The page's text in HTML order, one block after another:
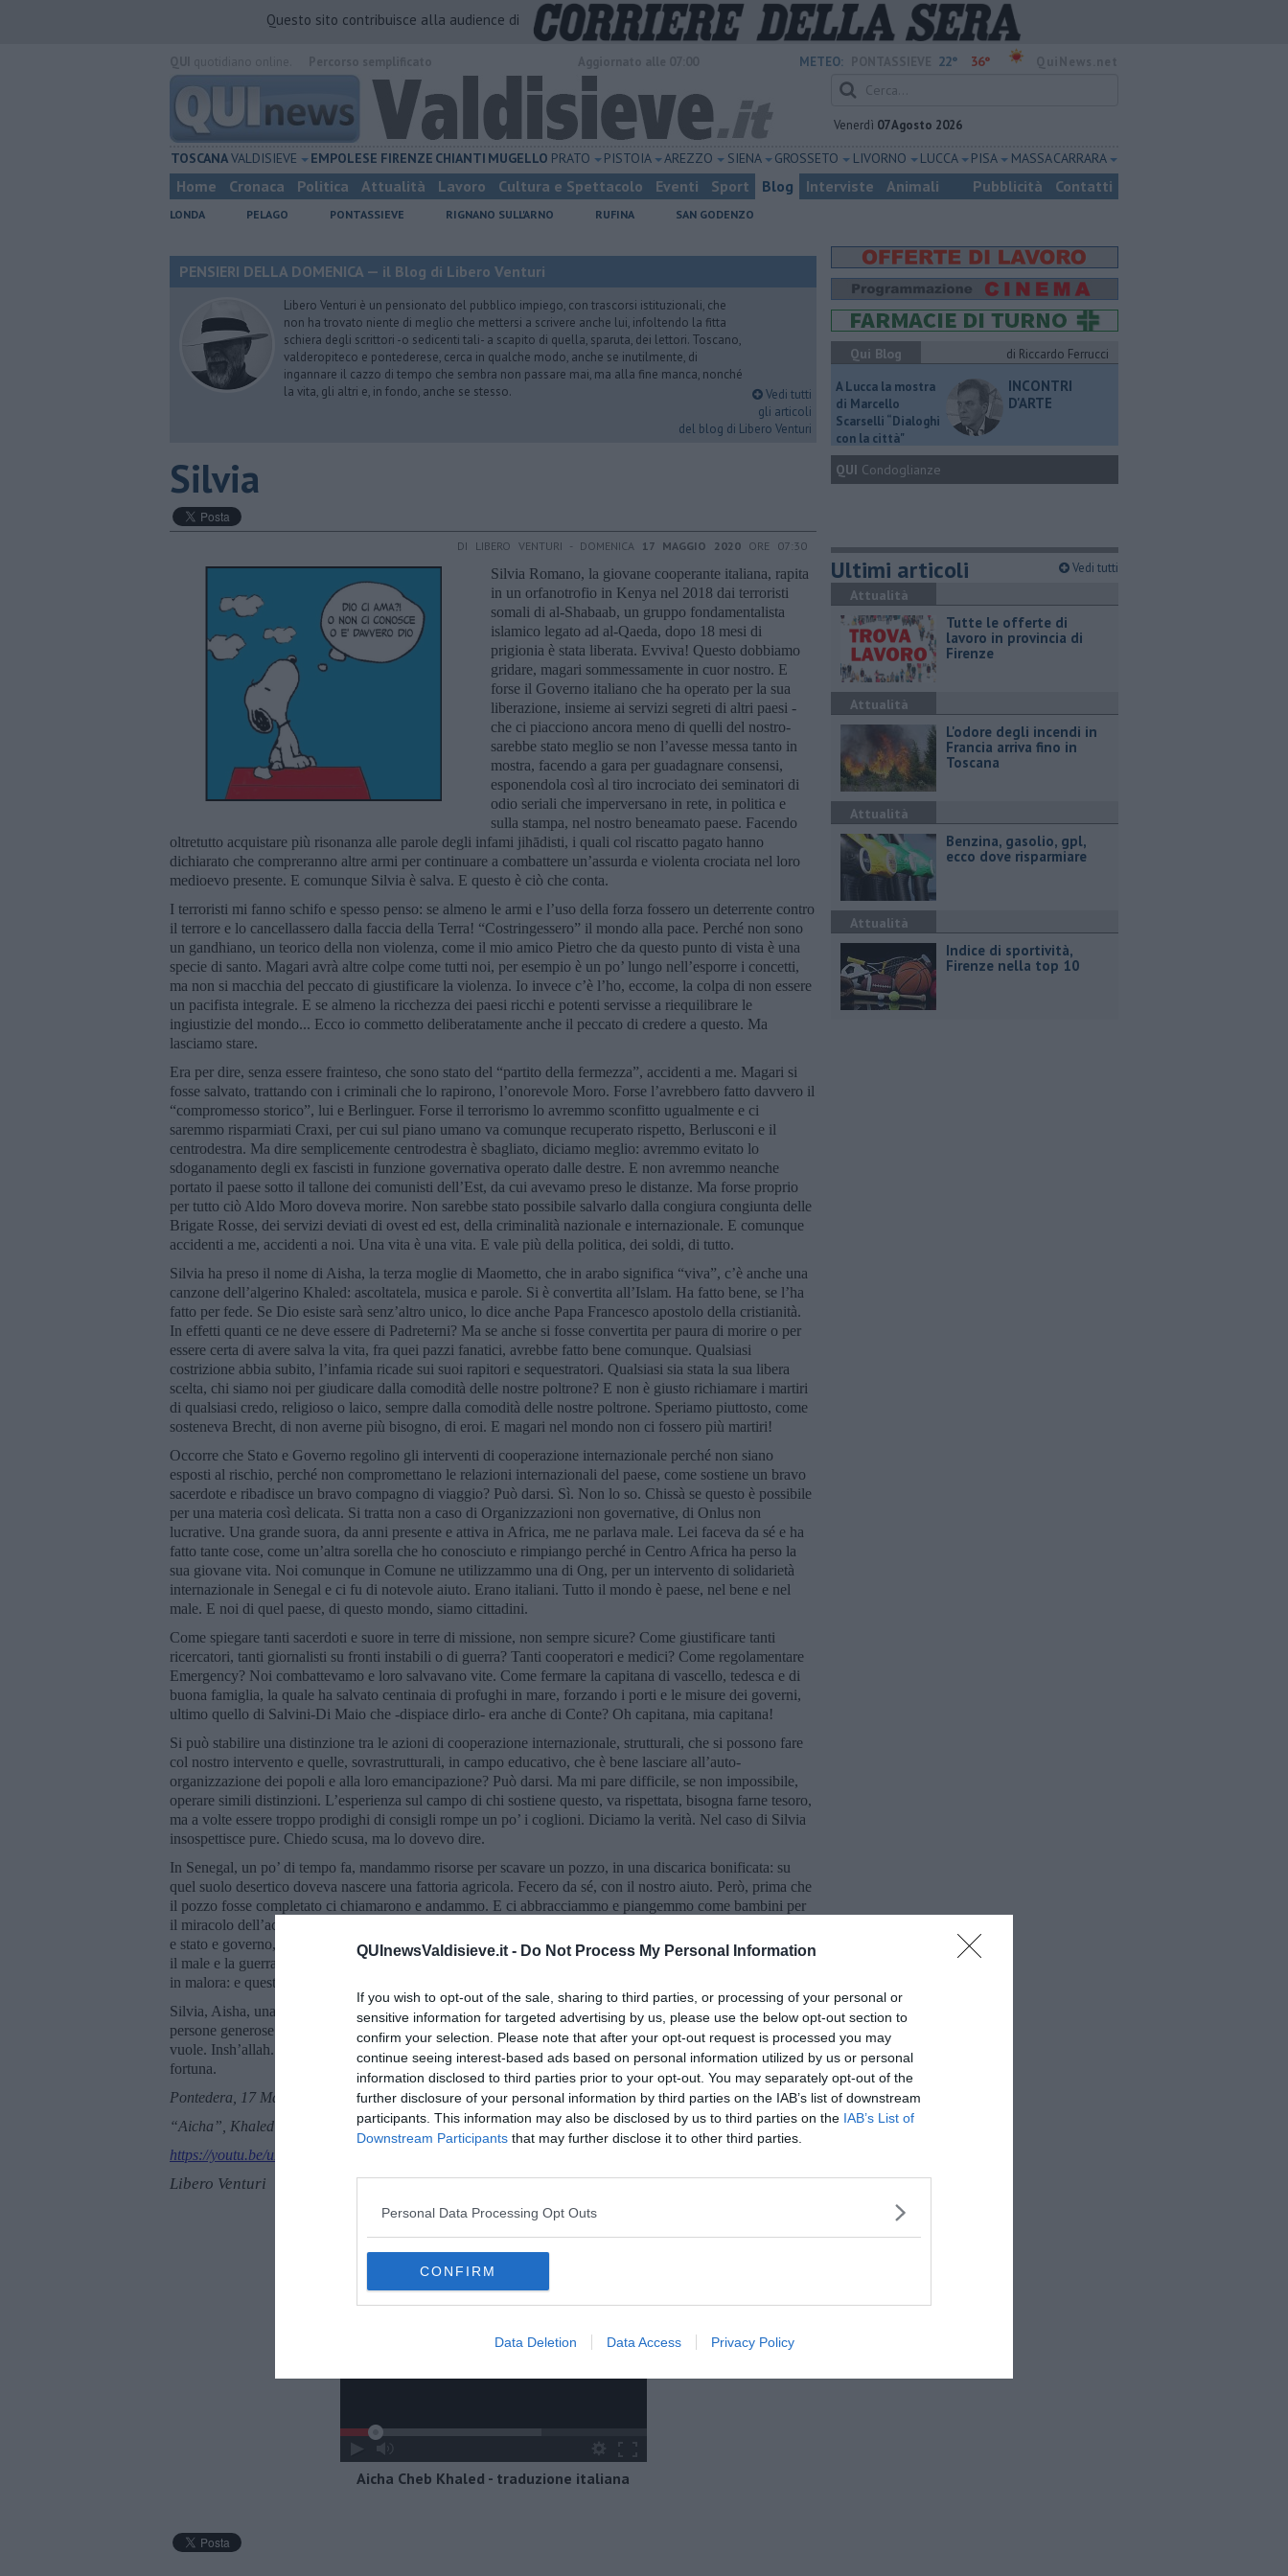
QUInewsValdisieve.it - Do Not Process My Personal Information
If you wish to opt-out of the sale, sharing to third parties, or processing of your personal or
sensitive information for targeted advertising by us, please use the below opt-out section to
confirm your selection. Please note that after your opt-out request is processed you may
continue seeing interest-based ads based on personal information utilized by us or personal
information disclosed to third parties prior to your opt-out. You may separately opt-out of the
further disclosure of your personal information by third parties on the IAB’s list of downstream
participants. This information may also be disclosed by us to third parties on the IAB’s List of
Downstream Participants that may further disclose it to other third parties.
Personal Data Processing Opt Outs
CONFIRM
Data Deletion Data Access Privacy Policy
Questo sito contribuisce alla audience di
METEO: 22° 36°
Venerdì 07 Agosto 2026
TOSCANAVALDISIEVE EMPOLESE FIRENZE CHIANTI MUGELLO PRATO PISTOIA AREZZO SIENA GROSSETO LIVORNO LUCCA PISA MASSA CARRARA
Home Cronaca Politica Attualità Lavoro Cultura e Spettacolo Eventi Sport Blog Interviste Animali Pubblicità Contatti
LONDA PELAGO PONTASSIEVE RIGNANO SULL'ARNO RUFINA SAN GODENZO
PENSIERI DELLA DOMENICA — il Blog di Libero Venturi
Libero Venturi è un pensionato del pubblico impiego, con trascorsi istituzionali, che
non ha trovato niente di meglio che mettersi a scrivere anche lui, infoltendo la fitta
schiera degli scrittori -o sedicenti tali- a scapito di quella, sparuta, dei lettori. Toscano,
valderopiteco e pontederese, cerca in qualche modo, anche se inutilmente, di
ingannare il cazzo di tempo che sembra non passare mai, ma alla fine manca, nonché
la vita, gli altri e, in fondo, anche se stesso.
Vedi tutti
gli articoli
del blog di Libero Venturi
Silvia
DI LIBERO VENTURI - DOMENICA 17 MAGGIO 2020 ORE 07:30
Silvia Romano, la giovane cooperante italiana, rapita
in un orfanotrofio in Kenya nel 2018 dai terroristi
somali di al-Shabaab, un gruppo fondamentalista
islamico legato ad al-Qaeda, dopo 18 mesi di
prigionia è stata liberata. Evviva! Questo dobbiamo
gridare, magari sommessamente in cuor nostro. E
forse il Governo italiano che ha operato per la sua
liberazione, insieme ai servizi segreti di altri paesi -
che ci piacciono ancora meno di quelli del nostro-
sarebbe stato meglio se non l’avesse messa tanto in
mostra, facendo a gara per guadagnare consensi,
esponendola così al tiro incrociato dei seminatori di
odio seriali che imperversano in rete, in politica e
sulla stampa, nel nostro beneamato paese. Facendo
oltretutto acquistare più risonanza alle parole degli infami jihādisti, i quali col riscatto pagato hanno
dichiarato che compreranno altre armi per continuare a combattere un’assurda e violenta crociata nel loro
medioevo presente. E comunque Silvia è salva. E questo è ciò che conta.
I terroristi mi fanno schifo e spesso penso: se almeno le armi e l’uso della forza fossero un deterrente contro
il terrore e lo cancellassero dalla faccia della Terra! “Costringessero” il mondo alla pace. Perché non sono
un gandhiano, un teorico della non violenza, come il mio amico Pietro che da questo punto di vista è una
specie di santo. Magari avrà altre colpe come tutti noi, per esempio è un po’ lungo nell’esporre i concetti,
ma non si macchia del peccato di giustificare la violenza. Io invece c’è l’ho, eccome, la colpa di non essere
un pacifista integrale. E se almeno la ricchezza dei paesi ricchi e potenti servisse a riequilibrare le
ingiustizie del mondo... Ecco io commetto deliberatamente anche il peccato di credere a questo. Ma
lasciamo stare.
Era per dire, senza essere frainteso, che sono stato del “partito della fermezza”, accidenti a me. Magari si
fosse salvato, trattando con i criminali che lo rapirono, l’onorevole Moro. Forse l’avrebbero fatto davvero il
“compromesso storico”, lui e Berlinguer. Forse il terrorismo lo avremmo sconfitto ugualmente e ci
saremmo risparmiati Craxi, per cui sul piano umano va comunque recuperato rispetto, Berlusconi e il
centrodestra. Ma dire semplicemente centrodestra è sbagliato, diciamo meglio: avremmo evitato lo
sdoganamento degli ex fascisti in funzione governativa operato dalle destre. E non avremmo neanche
portato il paese sotto il tallone dei comunisti dell’Est, da cui avevamo preso le distanze. Ma forse proprio
per tutto ciò Aldo Moro doveva morire. Non sarebbe stato possibile salvarlo dalla congiura congiunta delle
Brigate Rosse, dei servizi deviati di ovest ed est, della criminalità nazionale e internazionale. E comunque
accidenti a me, accidenti a noi. Una vita è una vita. E vale più della politica, dei soldi, di tutto.
Silvia ha preso il nome di Aisha, la terza moglie di Maometto, che in arabo significa “viva”, c’è anche una
canzone dell’algerino Khaled: ascoltatela, musica e parole. Si è convertita all’Islam. Ha fatto bene, se l’ha
fatto per fede. Se Dio esiste sarà senz’altro unico, lo dice anche Papa Francesco apostolo della cristianità.
In effetti quanti ce ne deve essere di Padreterni? Ma se anche si fosse convertita per paura di morire o per
essere certa di avere salva la vita, fra quei pazzi fanatici, avrebbe fatto bene comunque. Qualsiasi
costrizione abbia subito, l’infamia ricade sui suoi rapitori e sequestratori. Qualsiasi sia stata la sua libera
scelta, chi siamo noi per giudicare dalla comodità delle nostre poltrone? E non è giusto richiamare i martiri
di qualsiasi credo, religioso o laico, sempre dalla comodità delle nostre poltrone. Speriamo piuttosto, come
sosteneva Brecht, di non averne più bisogno, di eroi. E magari nel mondo non ci fossero più martiri!
Occorre che Stato e Governo regolino gli interventi di cooperazione internazionale perché non siano
esposti al rischio, perché non compromettano le relazioni internazionali del paese, come sostiene un bravo
sacerdote e ribadisce un bravo compagno di viaggio? Può darsi. Sì. Non lo so. Chissà se questo è possibile
per una materia così delicata. Si tratta non a caso di Organizzazioni non governative, di Onlus non
lucrative. Una grande suora, da anni presente e attiva in Africa, me ne parlava male. Lei faceva da sé e ha
fatto tante cose, come un’altra sorella che ho conosciuto e rimpiango perché in Centro Africa ha perso la
sua giovane vita. Noi comunque in Comune ne utilizzammo una di Ong, per un intervento di solidarietà
internazionale in Senegal e ci fu di notevole aiuto. Erano italiani. Tutto il mondo è paese, nel bene e nel
male. E noi di quel paese, di questo mondo, siamo cittadini.
Come spiegare tanti sacerdoti e suore in terre di missione, non sempre sicure? Come giustificare tanti
ricercatori, tanti giornalisti su fronti instabili o di guerra? Tanti cooperatori e medici? Come regolamentare
Emergency? Noi combattevamo e loro salvavano vite. Come fermare la capitana di vascello, tedesca e di
buona famiglia, la quale ha salvato centinaia di profughi in mare, forzando i porti e le misure dei governi,
ultimo quello di Salvini-Di Maio che -dispiace dirlo- era anche di Conte? Oh capitana, mia capitana!
Si può stabilire una distinzione tra le azioni di cooperazione internazionale, strutturali, che si possono fare
col nostro intervento e quelle, sovrastrutturali, in campo educativo, che è bene lasciare all’auto-
organizzazione dei popoli e alla loro emancipazione? Può darsi. Ma mi pare difficile, se non impossibile,
operare simili distinzioni. L’esperienza sul campo di chi sostiene questo, va rispettata, bisogna farne tesoro,
ma a volte essere troppo prodighi di consigli rompe un po’ i coglioni. Diciamo la verità. Nel caso di Silvia
insospettisce pure. Chiedo scusa, ma lo dovevo dire.
In Senegal, un po’ di tempo fa, mandammo risorse per scavare un pozzo, in una discarica bonificata: su
quel suolo desertico doveva nascere una fattoria agricola. Fecero da sé, con il nostro aiuto. Però, prima che
il pozzo fosse completato ci chiamarono e andammo. E ci abbracciammo e piangemmo come bambini per
il miracolo dell’acqua che sgorgava e zampillava alta, sopra quel deserto. Perché al di sopra di ogni regola
e stato e governo, c’è qualcosa che muove gli uomini a incontrarsi tra loro. Per il bene e la pace, come per
il male e la guerra. Qualcosa che parla al nostro cuore e alla nostra mente. Poi molte buone azioni finiscono
in malora: e questa è la principale colpa degli uomini.
Silvia, Aisha, una giovane donna ventiquattrenne, è di nuovo fra noi, il nostro paese avrebbe bisogno di
persone generose. Ma se vorrà tornare in Africa, lo farà. Farà della sua vita ciò che vuole o che può. Se Dio
vuole. Insh’allah. E perfino se Dio non esistesse. Ma buon per lei che ci crede. Buona domenica e buona
fortuna.
Pontedera, 17 Maggio 2020
“Aicha ”, Khaled - traduzione italiana
https://youtu.be/uKdPEBl0ymU
Libero Venturi
Aicha Cheb Khaled - traduzione italiana
Qui Blog
di Riccardo Ferrucci
A Lucca la mostra
di Marcello
Scarselli “Dialoghi
con la città"
INCONTRI
D'ARTE
QUI Condoglianze
Ultimi articoli Vedi tutti
Attualità
​Tutte le offerte di
lavoro in provincia di
Firenze
Attualità
L'odore degli incendi in
Francia arriva fino in
Toscana
Attualità
​Benzina, gasolio, gpl,
ecco dove risparmiare
Attualità
Indice di sportività,
Firenze nella top 10